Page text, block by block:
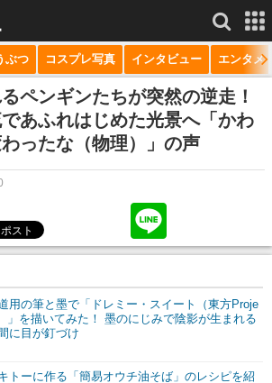
もっと見る
ぶつ コスプレ写真 インタビュー エンタメ
ペンギンたちが突然の逆走！
あふれはじめた光景へ「かわ
ったな（物理）」の声
用の筆と墨で「ドレミー・スイート（東方Proje
」を描いてみた！ 墨のにじみで陰影が生まれる
に目が釘づけ
トーに作る「簡易オウチ油そば」のレシピを紹